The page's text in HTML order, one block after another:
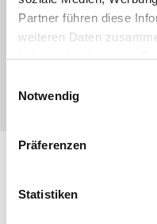
Partner führen diese
weiteren Daten
haben oder die sie im
Notwendig
Präferenzen
Statistiken